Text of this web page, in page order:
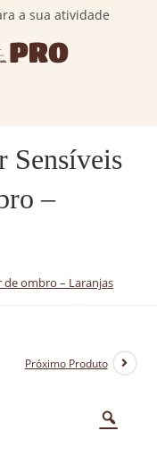
a sua atividade
Sensíveis
–
de ombro – Laranjas
Próximo Produto